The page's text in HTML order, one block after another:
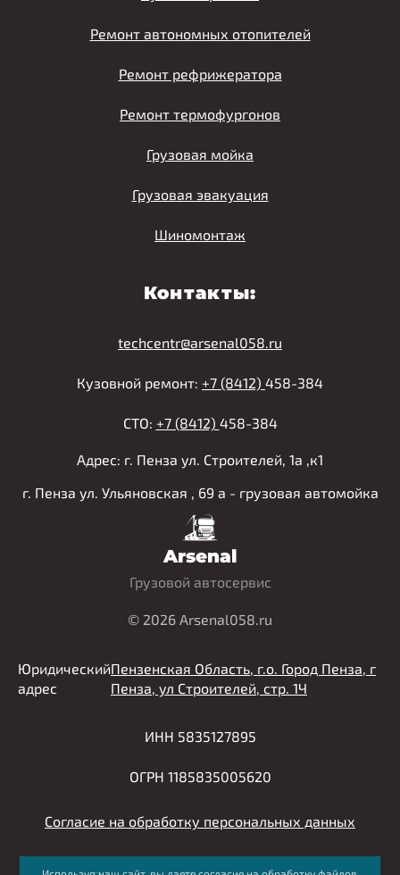
Ремонт автономных отопителей
Ремонт рефрижератора
Ремонт термофургонов
Грузовая мойка
Грузовая эвакуация
Шиномонтаж
Контакты:
techcentr@arsenal058.ru
Кузовной ремонт: +7 (8412) 458-384
СТО: +7 (8412) 458-384
Адрес: г. Пенза ул. Строителей, 1а ,к1
г. Пенза ул. Ульяновская , 69 а - грузовая автомойка
Arsenal
Грузовой автосервис
© 2026 Arsenal058.ru
Юридический
адрес
Пензенская Область, г.о. Город Пенза, г
Пенза, ул Строителей, стр. 1Ч
ИНН 5835127895
ОГРН 1185835005620
Согласие на обработку персональных данных